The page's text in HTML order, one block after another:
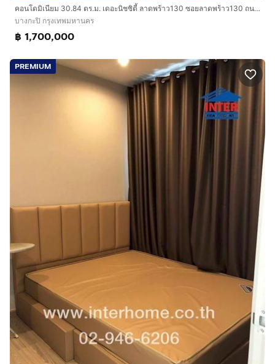
คอนโดมิเนียม 30.84 ตร.ม. เดอะนิชซิตี้ ลาดพร้าว130 ซอยลาดพร้าว130 ถนนลาดพร้าว ถนนรามคำแหง เขตบางกะปิ กรุงเทพมหานคร
บางกะปิ กรุงเทพมหานคร
฿ 1,700,000
PREMIUM